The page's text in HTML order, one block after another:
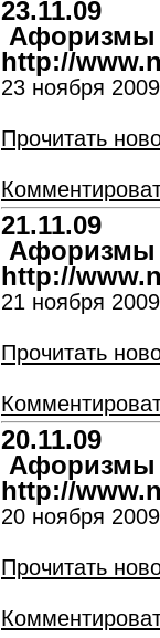
23.11.09
Афоризмы
http://
23 ноября 2009
Прочитать
21.11.09
Афоризмы
http://
21 ноября 2009
Прочитать
20.11.09
Афоризмы
http://
20 ноября 2009
Прочитать